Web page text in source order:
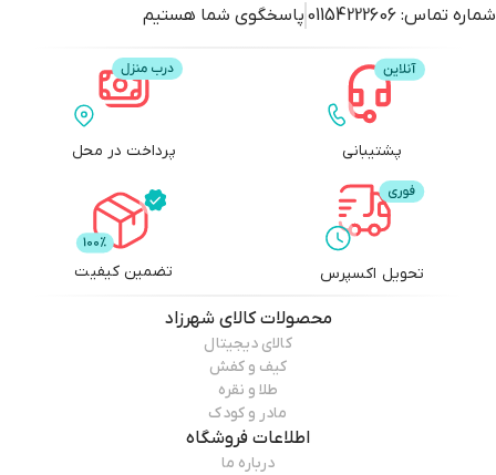
شماره تماس: 01154222606 پاسخگوی شما هستیم
پشتیبانی پرداخت در محل
تحویل اکسپرس تضمین کیفیت
محصولاتکالای شهرزاد
کالای دیجیتال
کیف و کفش
طلا و نقره
مادر و کودک
اطلاعات فروشگاه
درباره ما